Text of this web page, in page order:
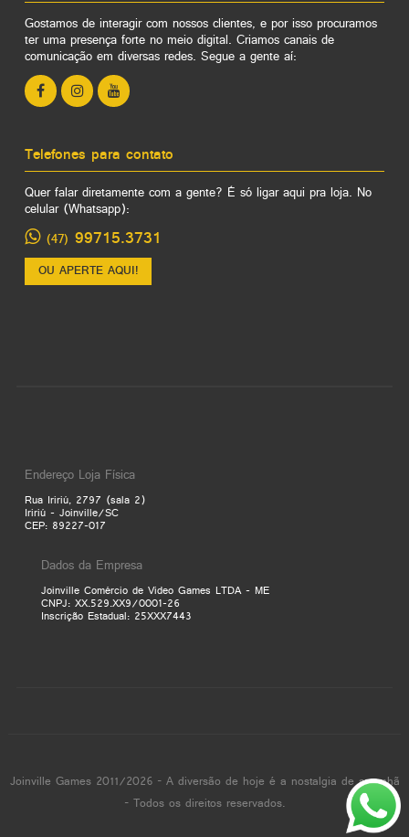
Gostamos de interagir com nossos clientes, e por isso procuramos
ter uma presença forte no meio digital. Criamos canais de
comunicação em diversas redes. Segue a gente aí:
Telefones para contato
Quer falar diretamente com a gente? É só ligar aqui pra loja. No
celular (Whatsapp):
(47) 99715.3731
OU APERTE AQUI!
Endereço Loja Física
Rua Iririú, 2797 (sala 2)
Iririú - Joinville/SC
CEP: 89227-017
Dados da Empresa
Joinville Comércio de Video Games LTDA - ME
CNPJ: XX.529.XX9/0001-26
Inscrição Estadual: 25XXX7443
Joinville Games 2011/2026 - A diversão de hoje é a nostalgia de amanhã
- Todos os direitos reservados.